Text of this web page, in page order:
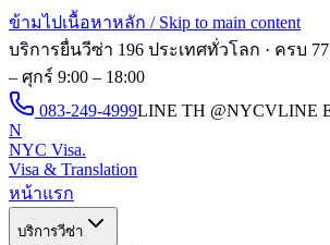
ข้ามไปเนื้อหาหลัก / Skip to main content
บริการยื่นวีซ่า 196 ประเทศทั่วโลก · ครบ 77
– ศุกร์ 9:00 – 18:00
083-249-4999LINE TH @NYCVLINE
N
NYC Visa.
Visa & Translation
หน้าแรก
บริการวีซ่า